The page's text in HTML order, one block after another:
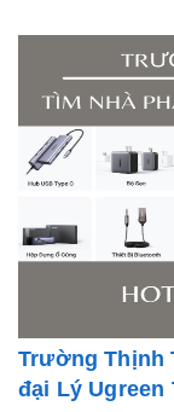
Trường Thịnh
đại Lý Ugreen